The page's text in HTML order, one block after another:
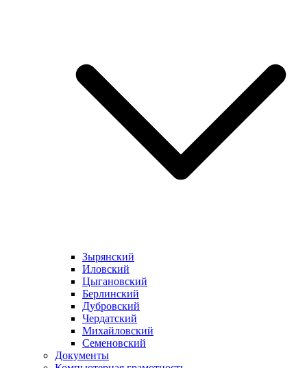
Зырянский
Иловский
Цыгановский
Берлинский
Дубровский
Чердатский
Михайловский
Семеновский
Документы